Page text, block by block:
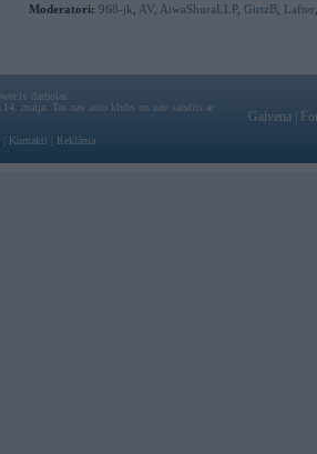
Moderatori: 968-jk AV AiwaShuraLLP, GirtzB Lafter
darbojas
14. maija. Tas nav auto klubs un nav saistīts ar
Kontakti Reklāma
Galvena